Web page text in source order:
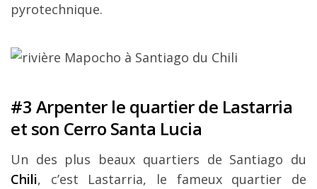
pyrotechnique.
#3 Arpenter le quartier de Lastarria
et son Cerro Santa Lucia
Un des plus beaux quartiers de Santiago du
Chili, c’est Lastarria, le fameux quartier de